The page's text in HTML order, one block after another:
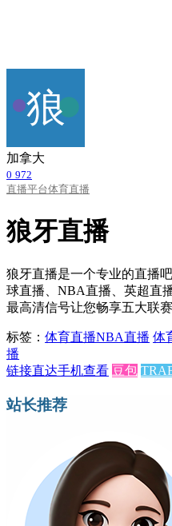
加拿大
0 972
直播平台体育直播
狼牙直播
狼牙直播是一个专业的直播
球直播、NBA直播、英超直
最高清信号让您畅享五大联
标签： 体育直播NBA直播 体
播
链接直达手机查看 豆包
站长推荐